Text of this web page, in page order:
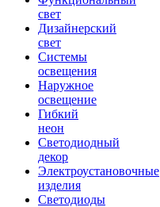
свет
Дизайнерский
свет
Системы
освещения
Наружное
освещение
Гибкий
неон
Светодиодный
декор
Электроустановочные
изделия
Светодиоды